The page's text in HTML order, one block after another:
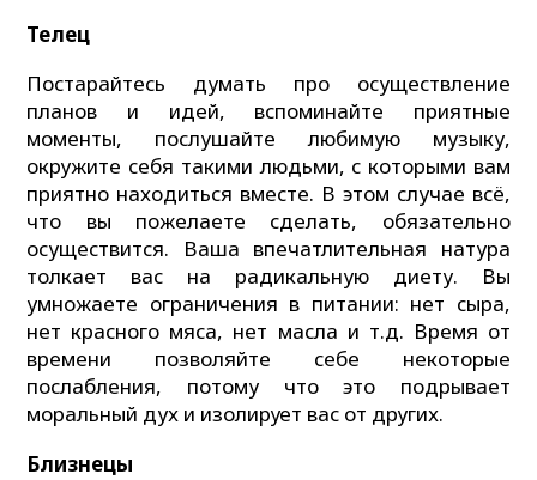
Телец
Постарайтесь думать про осуществление
планов и идей, вспоминайте приятные
моменты, послушайте любимую музыку,
окружите себя такими людьми, с которыми вам
приятно находиться вместе. В этом случае всё,
что вы пожелаете сделать, обязательно
осуществится. Ваша впечатлительная натура
толкает вас на радикальную диету. Вы
умножаете ограничения в питании: нет сыра,
нет красного мяса, нет масла и т.д. Время от
времени позволяйте себе некоторые
послабления, потому что это подрывает
моральный дух и изолирует вас от других.
Близнецы